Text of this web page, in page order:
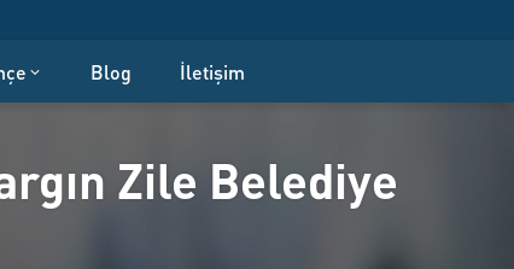
Blog İletişim
Zile Belediye